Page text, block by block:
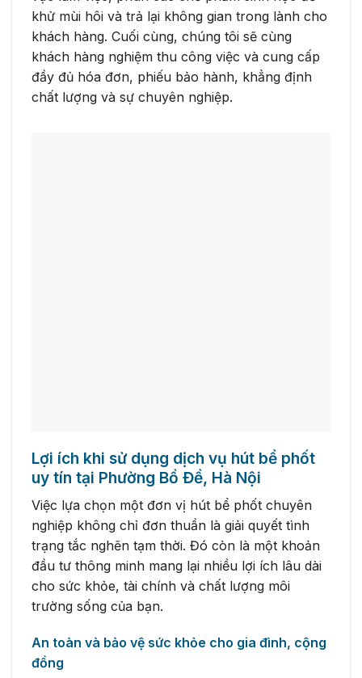
khử mùi hôi và trả lại không gian trong lành cho
khách hàng. Cuối cùng, chúng tôi sẽ cùng
khách hàng nghiệm thu công việc và cung cấp
đầy đủ hóa đơn, phiếu bảo hành, khẳng định
chất lượng và sự chuyên nghiệp.
Lợi ích khi sử dụng dịch vụ hút bể phốt
uy tín tại Phường Bồ Đề, Hà Nội
Việc lựa chọn một đơn vị hút bể phốt chuyên
nghiệp không chỉ đơn thuần là giải quyết tình
trạng tắc nghẽn tạm thời. Đó còn là một khoản
đầu tư thông minh mang lại nhiều lợi ích lâu dài
cho sức khỏe, tài chính và chất lượng môi
trường sống của bạn.
An toàn và bảo vệ sức khỏe cho gia đình, cộng
đồng